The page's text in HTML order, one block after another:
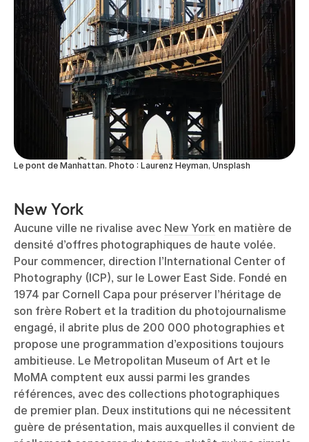
Le pont de Manhattan. Photo : Laurenz Heyman, Unsplash
New York
Aucune ville ne rivalise avec New York en matière de
densité d’offres photographiques de haute volée.
Pour commencer, direction l’International Center of
Photography (ICP), sur le Lower East Side. Fondé en
1974 par Cornell Capa pour préserver l’héritage de
son frère Robert et la tradition du photojournalisme
engagé, il abrite plus de 200 000 photographies et
propose une programmation d’expositions toujours
ambitieuse. Le Metropolitan Museum of Art et le
MoMA comptent eux aussi parmi les grandes
références, avec des collections photographiques
de premier plan. Deux institutions qui ne nécessitent
guère de présentation, mais auxquelles il convient de